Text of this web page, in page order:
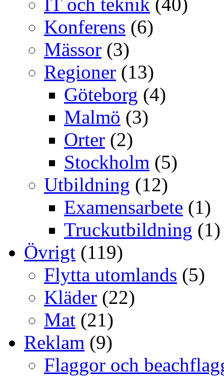
Konferens (6)
Mässor (3)
Regioner (13)
Göteborg (4)
Malmö (3)
Orter (2)
Stockholm (5)
Utbildning (12)
Examensarbete (1)
Truckutbildning (1)
Övrigt (119)
Flytta utomlands (5)
Kläder (22)
Mat (21)
Reklam (9)
Flaggor och